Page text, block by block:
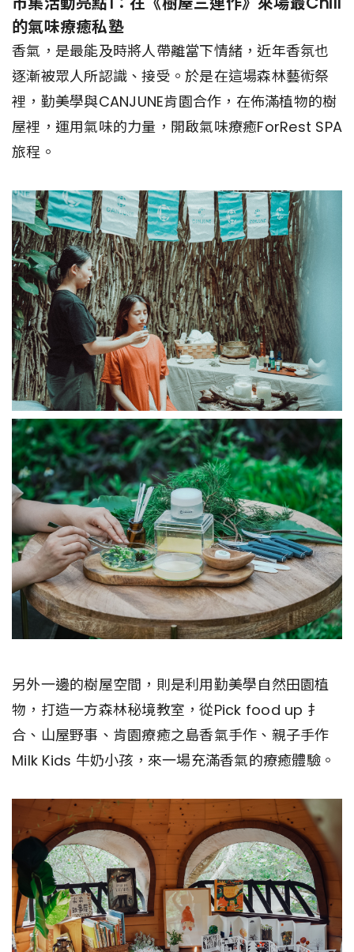
的氣味療癒私塾
香氣，是最能及時將人帶離當下情緒，近年香氛也
逐漸被眾人所認識、接受。於是在這場森林藝術祭
裡，勤美學與CANJUNE肯園合作，在佈滿植物的樹
屋裡，運用氣味的力量，開啟氣味療癒ForRest SPA
旅程。
另外一邊的樹屋空間，則是利用勤美學自然田園植
物，打造一方森林秘境教室，從Pick food up 扌
合、山屋野事、肯園療癒之島香氣手作、親子手作
Milk Kids 牛奶小孩，來一場充滿香氣的療癒體驗。